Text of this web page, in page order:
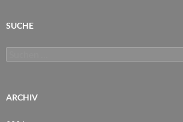
SUCHE
nach:
ARCHIV